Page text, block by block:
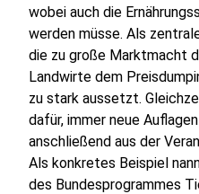
wobei auch die
werden müsse. Als
die zu große Marktmacht
Landwirte dem
zu stark aussetzt.
dafür, immer neue
anschließend aus der
Als konkretes Beispiel
des Bundesprogrammes